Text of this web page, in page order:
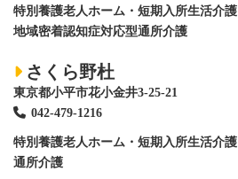
特別養護老人ホーム ・短期入所生活介護
地域密着認知症対応型通所介護
さくら野杜
東京都小平市花小金井3-25-21
042-479-1216
特別養護老人ホーム ・短期入所生活介護
通所介護